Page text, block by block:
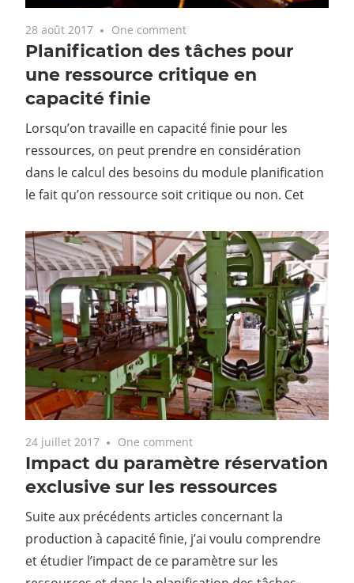
28 août 2017 One comment
Planification des tâches pour
une ressource critique en
capacité finie
Lorsqu’on travaille en capacité finie pour les
ressources, on peut prendre en considération
dans le calcul des besoins du module planification
le fait qu’on ressource soit critique ou non. Cet
24 juillet 2017 One comment
Impact du paramètre réservation
exclusive sur les ressources
Suite aux précédents articles concernant la
production à capacité finie, j’ai voulu comprendre
et étudier l’impact de ce paramètre sur les